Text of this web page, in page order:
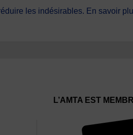
les indésirables. En savoir
L’AMTA EST